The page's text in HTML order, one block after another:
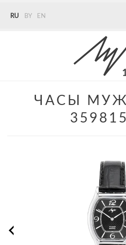
RU BY EN
+375 (29) 272 51 56
ЧАСЫ